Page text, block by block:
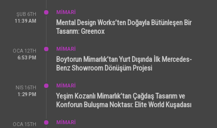
ŞUB 6TH
11:39 AM
MİMARİ
Mental Design Works’ten Doğayla Bütünleşen Bir
Tasarım: Greenox
OCA 12TH
6:53 PM
MİMARİ
Boytorun Mimarlık’tan Yurt Dışında İlk Mercedes-
Benz Showroom Dönüşüm Projesi
NIS 16TH
1:29 PM
MİMARİ
Yeşim Kozanlı Mimarlık’tan Çağdaş Tasarım ve
Konforun Buluşma Noktası: Elite World Kuşadası
OCA 15TH
MİMARİ